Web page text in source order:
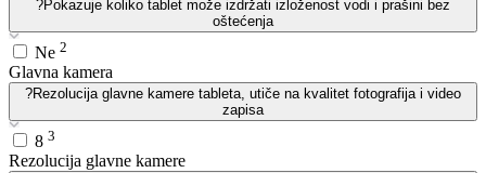
?Pokazuje koliko tablet može izdržati izloženost vodi i prašini bez
oštećenja
Ne 2
Glavna kamera
?Rezolucija glavne kamere tableta, utiče na kvalitet fotografija i video
zapisa
8 3
Rezolucija glavne kamere